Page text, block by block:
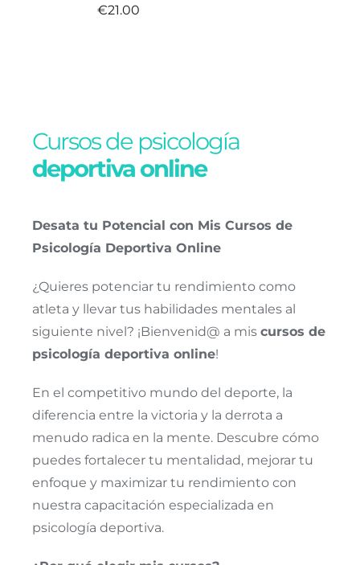
€21.00
Cursos de psicología
deportiva online
Desata tu Potencial con Mis Cursos de
Psicología Deportiva Online
¿Quieres potenciar tu rendimiento como
atleta y llevar tus habilidades mentales al
siguiente nivel? ¡Bienvenid@ a mis cursos de
psicología deportiva online!
En el competitivo mundo del deporte, la
diferencia entre la victoria y la derrota a
menudo radica en la mente. Descubre cómo
puedes fortalecer tu mentalidad, mejorar tu
enfoque y maximizar tu rendimiento con
nuestra capacitación especializada en
psicología deportiva.